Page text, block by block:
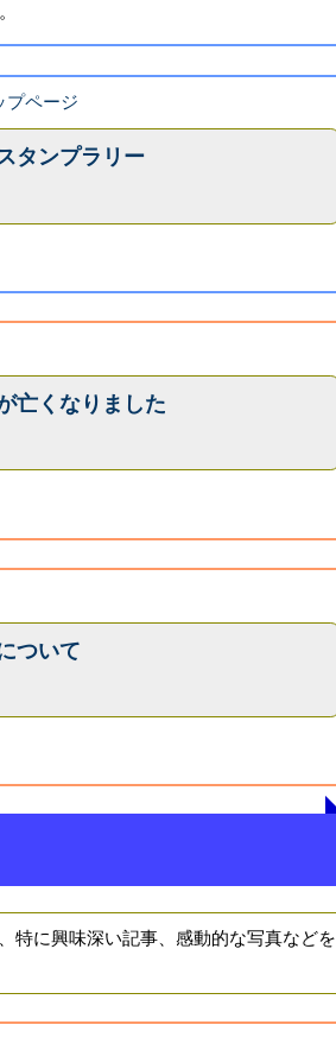
プページ
タンプラリー
亡くなりました
ついて
特に興味深い記事、感動的な写真などを